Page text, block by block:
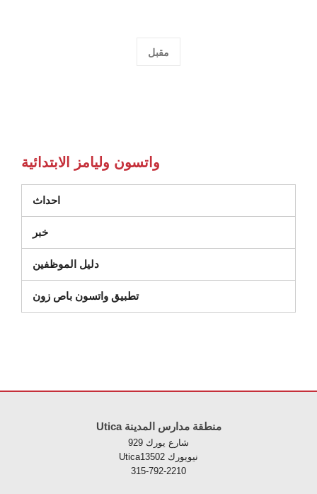
مقبل
واتسون وليامز الابتدائية
احداث
خبر
دليل الموظفين
تطبيق واتسون باص زون
Utica منطقة مدارس المدينة
929 شارع يورك
Uticaنيويورك 13502
315-792-2210